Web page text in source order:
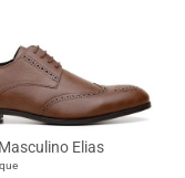
Elias